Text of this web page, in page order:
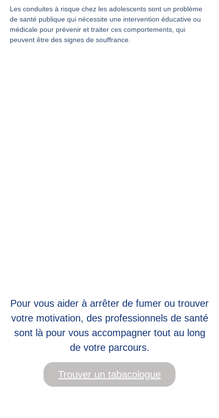
Les conduites à risque chez les adolescents sont un problème
de santé publique qui nécessite une intervention éducative ou
médicale pour prévenir et traiter ces comportements, qui
peuvent être des signes de souffrance.
Pour vous aider à arrêter de fumer ou trouver
votre motivation, des professionnels de santé
sont là pour vous accompagner tout au long
de votre parcours.
Trouver un tabacologue